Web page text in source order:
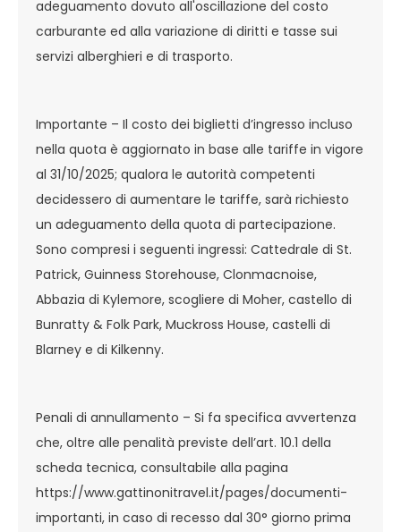
adeguamento dovuto all'oscillazione del costo
carburante ed alla variazione di diritti e tasse sui
servizi alberghieri e di trasporto.
Importante – Il costo dei biglietti d’ingresso incluso
nella quota è aggiornato in base alle tariffe in vigore
al 31/10/2025; qualora le autorità competenti
decidessero di aumentare le tariffe, sarà richiesto
un adeguamento della quota di partecipazione.
Sono compresi i seguenti ingressi: Cattedrale di St.
Patrick, Guinness Storehouse, Clonmacnoise,
Abbazia di Kylemore, scogliere di Moher, castello di
Bunratty & Folk Park, Muckross House, castelli di
Blarney e di Kilkenny.
Penali di annullamento – Si fa specifica avvertenza
che, oltre alle penalità previste dell’art. 10.1 della
scheda tecnica, consultabile alla pagina
https://www.gattinonitravel.it/pages/documenti-
importanti, in caso di recesso dal 30° giorno prima